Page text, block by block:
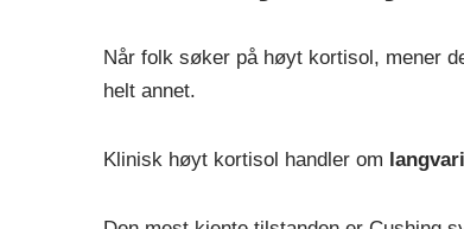
Når folk søker på høyt kortisol, mener
helt annet.
Klinisk høyt kortisol handler om